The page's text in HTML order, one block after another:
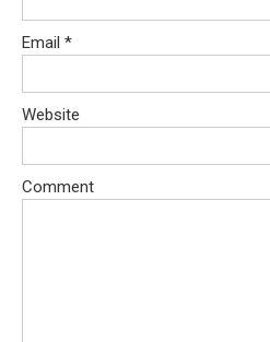
Email *
Website
Comment